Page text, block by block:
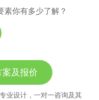
素你有多少了解？
及报价
业设计，一对一咨询及其